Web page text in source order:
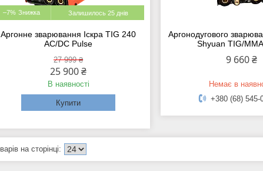
–7% Залишилось 25 днів
Аргонне зварювання Іскра TIG 240
AC/DC Pulse
27 999 ₴
25 900 ₴
В наявності
Купити
Аргонодугового
Shyuan TIG/
9 660 ₴
Немає в
+380 (68) 545-